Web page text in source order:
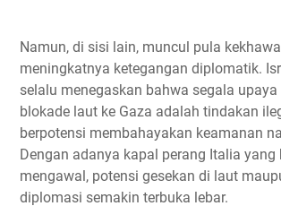
Namun, di sisi lain, muncul pula
meningkatnya ketegangan diplomatik.
selalu menegaskan bahwa segala
blokade laut ke Gaza adalah tindakan
berpotensi membahayakan keamanan
Dengan adanya kapal perang Italia yang
mengawal, potensi gesekan di laut
diplomasi semakin terbuka lebar.